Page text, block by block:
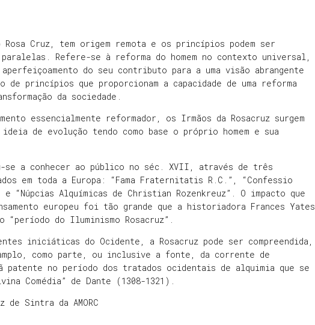
Rosa Cruz, tem origem remota e os princípios podem ser
Refere-se à reforma do homem no contexto universal,
do seu contributo para a uma visão abrangente
princípios que proporcionam a capacidade de uma reforma
da sociedade.
essencialmente reformador, os Irmãos da Rosacruz surgem
ideia de evolução tendo como base o próprio homem e sua
se a conhecer ao público no séc. XVII, através de três
em toda a Europa: “Fama Fraternitatis R.C.”, “Confessio
“Núpcias Alquímicas de Christian Rozenkreuz”. O impacto que
europeu foi tão grande que a historiadora Frances Yates
“período do Iluminismo Rosacruz”.
iniciáticas do Ocidente, a Rosacruz pode ser compreendida,
como parte, ou inclusive a fonte, da corrente de
patente no período dos tratados ocidentais de alquimia que se
Comédia” de Dante (1308-1321).
de Sintra da AMORC